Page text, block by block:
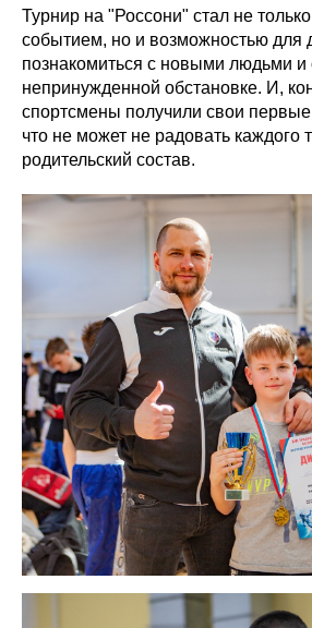
Турнир на "Россони" стал не
событием, но и возможностью для
познакомиться с новыми людьми и
непринужденной обстановке. И,
спортсмены получили свои
что не может не радовать каждого
родительский состав.